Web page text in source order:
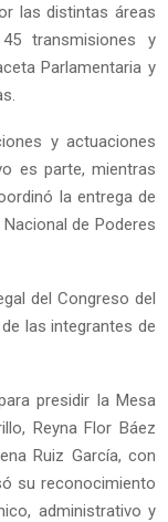
las distintas áreas
transmisiones y
Parlamentaria y
y actuaciones
es parte, mientras
la entrega de
de Poderes
del Congreso del
las integrantes de
presidir la Mesa
Reyna Flor Báez
Ruiz García, con
su reconocimiento
administrativo y